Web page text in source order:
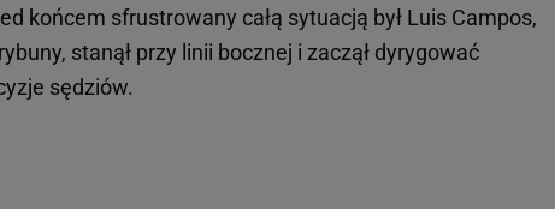
końcem sfrustrowany całą sytuacją był Luis Campos,
stanął przy linii bocznej i zaczął dyrygować
sędziów.